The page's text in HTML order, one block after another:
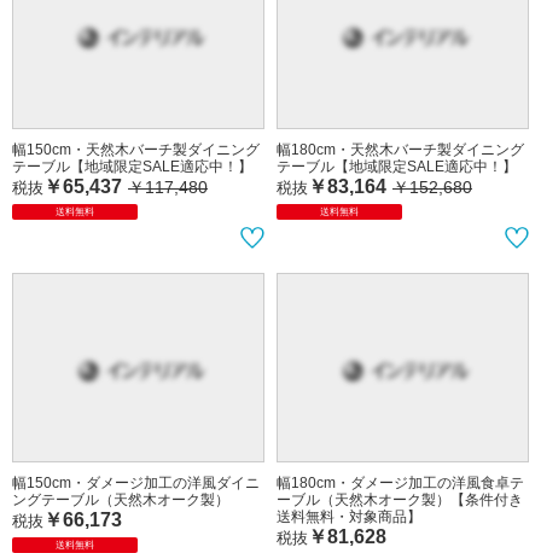
幅150cm・天然木バーチ製ダイニング
テーブル【地域限定SALE適応中！】
税抜 ￥65,437 ￥117,480
送料無料
幅180cm・天然木バーチ製ダイニング
テーブル【地域限定SALE適応中！】
税抜 ￥83,164 ￥152,680
送料無料
幅150cm・ダメージ加工の洋風ダイニ
ングテーブル（天然木オーク製）
税抜 ￥66,173
送料無料
幅180cm・ダメージ加工の洋風食卓テ
ーブル（天然木オーク製）【条件付き
送料無料・対象商品】
税抜 ￥81,628